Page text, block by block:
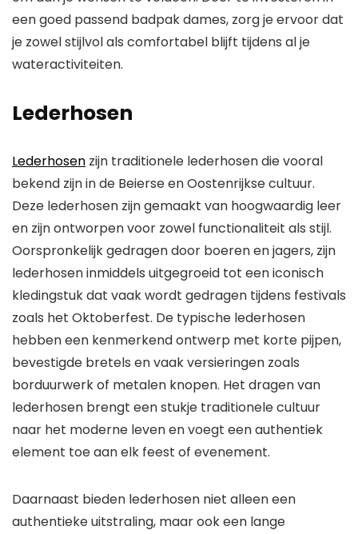
een goed passend badpak dames, zorg je ervoor dat
je zowel stijlvol als comfortabel blijft tijdens al je
wateractiviteiten.
Lederhosen
Lederhosen zijn traditionele lederhosen die vooral
bekend zijn in de Beierse en Oostenrijkse cultuur.
Deze lederhosen zijn gemaakt van hoogwaardig leer
en zijn ontworpen voor zowel functionaliteit als stijl.
Oorspronkelijk gedragen door boeren en jagers, zijn
lederhosen inmiddels uitgegroeid tot een iconisch
kledingstuk dat vaak wordt gedragen tijdens festivals
zoals het Oktoberfest. De typische lederhosen
hebben een kenmerkend ontwerp met korte pijpen,
bevestigde bretels en vaak versieringen zoals
borduurwerk of metalen knopen. Het dragen van
lederhosen brengt een stukje traditionele cultuur
naar het moderne leven en voegt een authentiek
element toe aan elk feest of evenement.
Daarnaast bieden lederhosen niet alleen een
authentieke uitstraling, maar ook een lange